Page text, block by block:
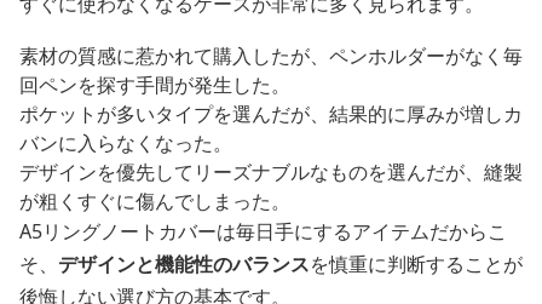
素材の質感に惹かれて購入したが、ペンホルダーがなく毎
回ペンを探す手間が発生した。
ポケットが多いタイプを選んだが、結果的に厚みが増しカ
バンに入らなくなった。
デザインを優先してリーズナブルなものを選んだが、縫製
が粗くすぐに傷んでしまった。
A5リングノートカバーは毎日手にするアイテムだからこ
そ、 デザインと機能性のバランスを慎重に判断することが
後悔しない選び方の基本です。